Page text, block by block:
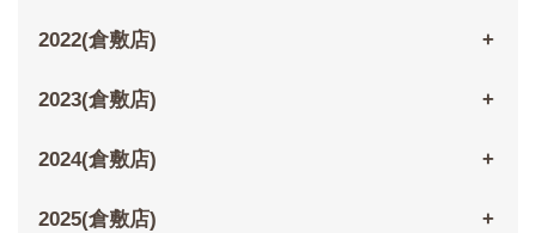
2022(倉敷店)
2023(倉敷店)
2024(倉敷店)
2025(倉敷店)